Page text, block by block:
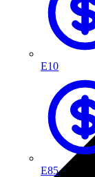
E10
E85